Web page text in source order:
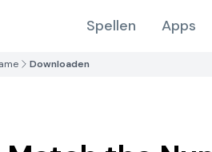
Spellen Apps
Downloaden